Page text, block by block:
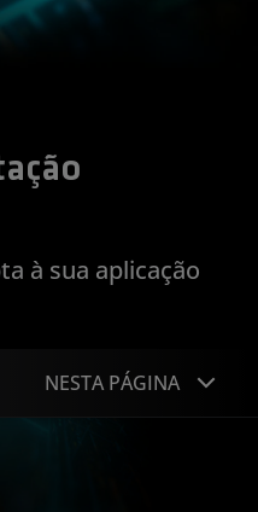
à sua aplicação
NESTA PÁGINA